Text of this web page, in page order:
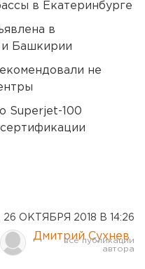
в Екатеринбурге
в
и Башкирии
не
Superjet-100
26 ОКТЯБРЯ 2018 В 14:26
Дмитрий Сухнев